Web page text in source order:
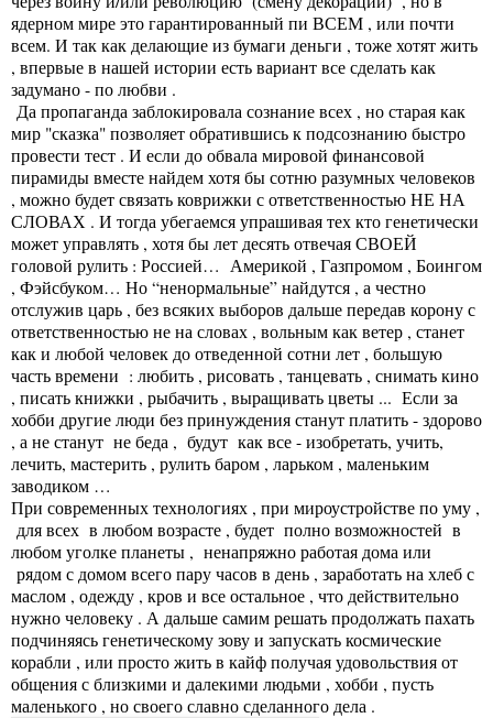
ядерном мире это гарантированный пи ВСЕМ , или почти
всем. И так как делающие из бумаги деньги , тоже хотят жить
, впервые в нашей истории есть вариант все сделать как
задумано - по любви .
Да пропаганда заблокировала сознание всех , но старая как
мир "сказка" позволяет обратившись к подсознанию быстро
провести тест . И если до обвала мировой финансовой
пирамиды вместе найдем хотя бы сотню разумных человеков
, можно будет связать коврижки с ответственностью НЕ НА
СЛОВАХ . И тогда убегаемся упрашивая тех кто генетически
может управлять , хотя бы лет десять отвечая СВОЕЙ
головой рулить : Россией… Америкой , Газпромом , Боингом
, Фэйсбуком… Но “ненормальные” найдутся , а честно
отслужив царь , без всяких выборов дальше передав корону с
ответственностью не на словах , вольным как ветер , станет
как и любой человек до отведенной сотни лет , большую
часть времени : любить , рисовать , танцевать , снимать кино
, писать книжки , рыбачить , выращивать цветы ... Если за
хобби другие люди без принуждения станут платить - здорово
, а не станут не беда , будут как все - изобретать, учить,
лечить, мастерить , рулить баром , ларьком , маленьким
заводиком …
При современных технологиях , при мироустройстве по уму ,
для всех в любом возрасте , будет полно возможностей в
любом уголке планеты , ненапряжно работая дома или
рядом с домом всего пару часов в день , заработать на хлеб с
маслом , одежду , кров и все остальное , что действительно
нужно человеку . А дальше самим решать продолжать пахать
подчиняясь генетическому зову и запускать космические
корабли , или просто жить в кайф получая удовольствия от
общения с близкими и далекими людьми , хобби , пусть
маленького , но своего славно сделанного дела .